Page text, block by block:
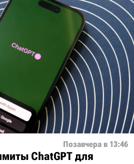
Позавчера в 13:46
ChatGPT для